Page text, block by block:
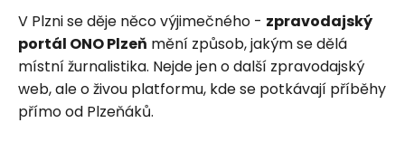
V Plzni se děje něco výjimečného - zpravodajský
portál ONO Plzeň mění způsob, jakým se dělá
místní žurnalistika. Nejde jen o další zpravodajský
web, ale o živou platformu, kde se potkávají příběhy
přímo od Plzeňáků.